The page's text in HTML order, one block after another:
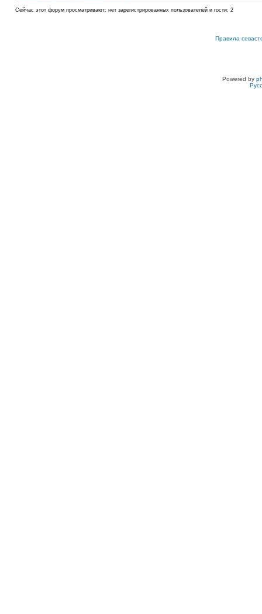
Сейчас этот форум просматривают: нет зарегистрированных пользователей и гости: 2
Правила
Powered by